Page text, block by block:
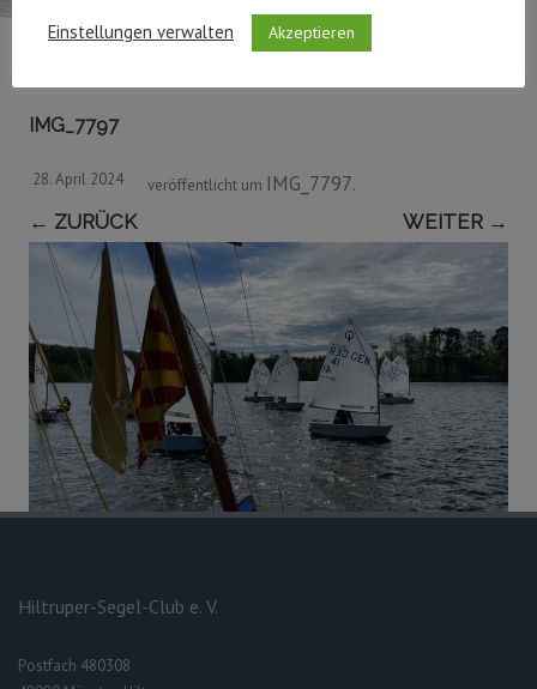
IMG_7797
veröffentlicht
28. April 2024 um IMG_7797.
← ZURÜCK WEITER →
Hiltruper-Segel-Club e. V.
Postfach 480308
Einstellungen verwalten
Akzeptieren